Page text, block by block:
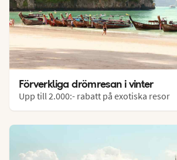
Förverkliga drömresan i vinter
Upp till 2.000:- rabatt på exotiska resor